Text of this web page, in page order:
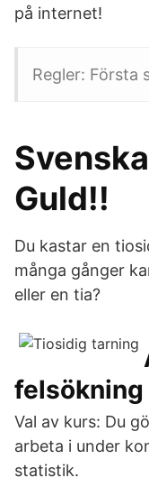
på internet!
Regler: Första
Guld!!
Du kastar en
många gånger
eller en tia?
felsökning
Val av kurs: Du
arbeta i under
statistik.